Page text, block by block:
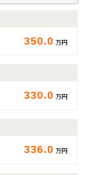
350.0 万円
330.0 万円
336.0 万円